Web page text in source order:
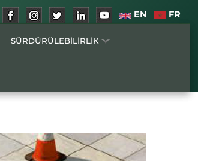
EN FR
SÜRDÜRÜLEBİLİRLİK